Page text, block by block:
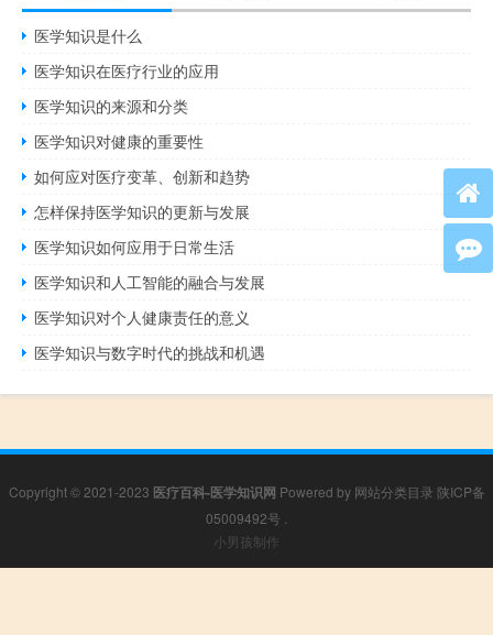
医学知识是什么
医学知识在医疗行业的应用
医学知识的来源和分类
医学知识对健康的重要性
如何应对医疗变革、创新和趋势
怎样保持医学知识的更新与发展
医学知识如何应用于日常生活
医学知识和人工智能的融合与发展
医学知识对个人健康责任的意义
医学知识与数字时代的挑战和机遇
Copyright © 2021-2023 医疗百科-医学知识网 Powered by 网站分类目录 陕ICP备
05009492号
小男孩制作